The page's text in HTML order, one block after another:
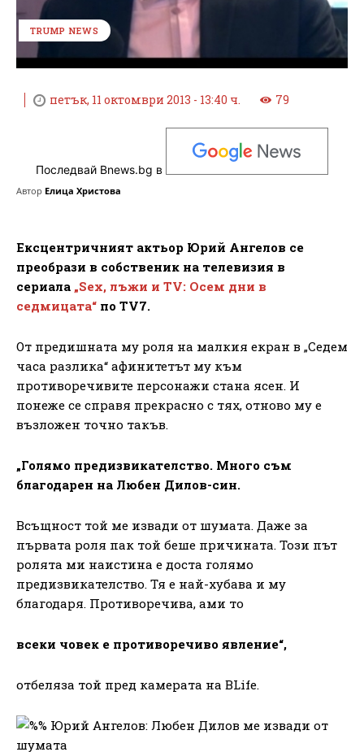
TRUMP NEWS
петък, 11 октомври 2013 - 13:40 ч. 79
Последвай Bnews.bg в
Автор Елица Христова
Ексцентричният актьор Юрий Ангелов се
преобрази в собственик на телевизия в
сериала „Sex, лъжи и TV: Осем дни в
седмицата“ по TV7.
От предишната му роля на малкия екран в „Седем
часа разлика“ афинитетът му към
противоречивите персонажи стана ясен. И
понеже се справя прекрасно с тях, отново му е
възложен точно такъв.
„Голямо предизвикателство. Много съм
благодарен на Любен Дилов-син.
Всъщност той ме извади от шумата. Даже за
първата роля пак той беше причината. Този път
ролята ми наистина е доста голямо
предизвикателство. Тя е най-хубава и му
благодаря. Противоречива, ами то
всеки човек е противоречиво явление“,
отбеляза той пред камерата на BLife.